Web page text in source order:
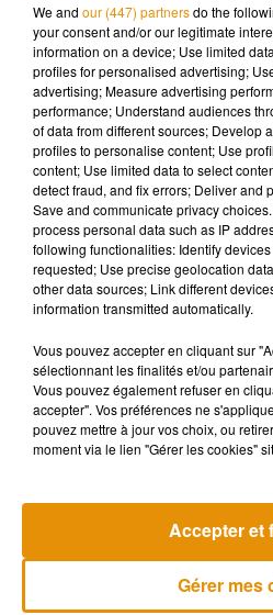
particulièrement difficile dans la
chanteuse. Fin 2024, Sheryfa
abonnés en révélant la perte
moment de sa naissance. Un
avec beaucoup d’émotion sur
Aujourd’hui, cette annonce de
nouveau chapitre pour l’artiste
Trianon, Sheryfa Luna pourrait
l’affection du public qui l’a
L’ouverture officielle de la
29 mai 2026 à midi. Et au vu des
rapidement.
Cet élément est masqué
souhaitez l'afficher, merci de
en cliquant sur le
Afficher
We and our (447) partnersdo the
your consent and/or our legitimate
information on a device; Use limited
profiles for personalised advertising;
advertising; Measure advertising
performance; Understand audiences
of data from different sources; Develop
profiles to personalise content; Use
content; Use limited data to select
detect fraud, and fix errors; Deliver and
Save and communicate privacy
process personal data such as IP
following functionalities: Identify
requested; Use precise geolocation
other data sources; Link different
information transmitted automatically.
Vous pouvez accepter en cliquant sur
sélectionnant les finalités et/ou
Vous pouvez également refuser en
accepter". Vos préférences ne
pouvez mettre à jour vos choix, ou
moment via le lien "Gérer les cookies"
Gérer mes
Accepter et